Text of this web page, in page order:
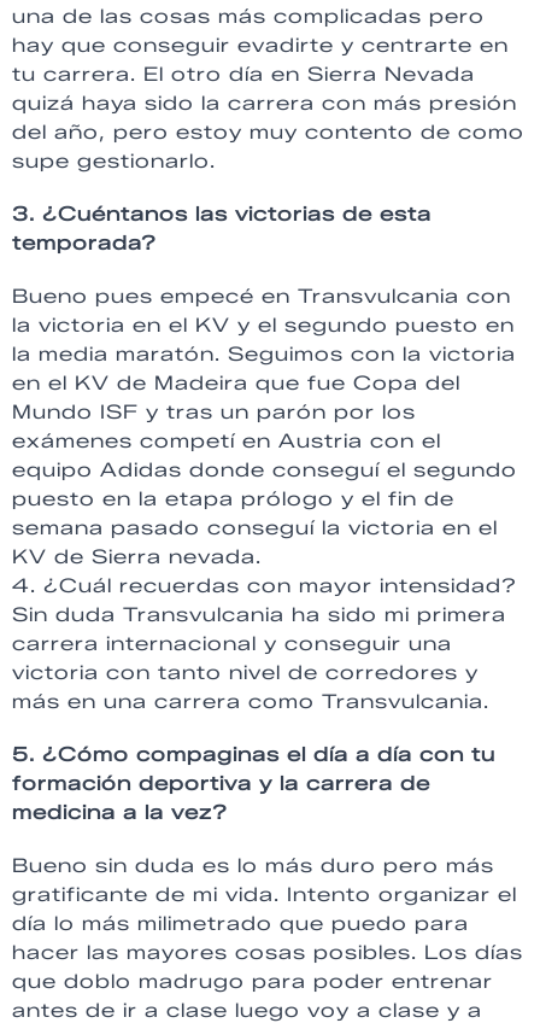
una de las cosas más complicadas pero
hay que conseguir evadirte y centrarte en
tu carrera. El otro día en Sierra Nevada
quizá haya sido la carrera con más presión
del año, pero estoy muy contento de como
supe gestionarlo.
3. ¿Cuéntanos las victorias de esta
temporada?
Bueno pues empecé en Transvulcania con
la victoria en el KV y el segundo puesto en
la media maratón. Seguimos con la victoria
en el KV de Madeira que fue Copa del
Mundo ISF y tras un parón por los
exámenes competí en Austria con el
equipo Adidas donde conseguí el segundo
puesto en la etapa prólogo y el fin de
semana pasado conseguí la victoria en el
KV de Sierra nevada.
4. ¿Cuál recuerdas con mayor intensidad?
Sin duda Transvulcania ha sido mi primera
carrera internacional y conseguir una
victoria con tanto nivel de corredores y
más en una carrera como Transvulcania.
5. ¿Cómo compaginas el día a día con tu
formación deportiva y la carrera de
medicina a la vez?
Bueno sin duda es lo más duro pero más
gratificante de mi vida. Intento organizar el
día lo más milimetrado que puedo para
hacer las mayores cosas posibles. Los días
que doblo madrugo para poder entrenar
antes de ir a clase luego voy a clase y a